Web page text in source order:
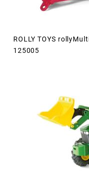
ROLLY TOYS
125005